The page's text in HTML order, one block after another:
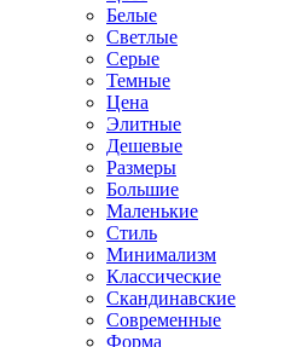
Белые
Светлые
Серые
Темные
Цена
Элитные
Дешевые
Размеры
Большие
Маленькие
Стиль
Минимализм
Классические
Скандинавские
Современные
Форма